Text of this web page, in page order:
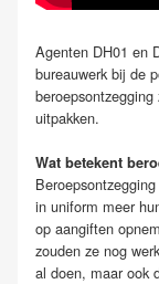
Agenten DH01 en
bureauwerk bij de
uitpakken.
Wat betekent
in uniform meer
op aangiften
zouden ze nog
al doen, maar ook